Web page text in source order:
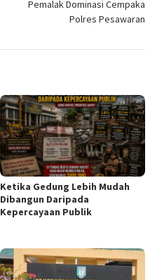
Pemalak Dominasi Cempaka
Polres Pesawaran
Ketika Gedung Lebih Mudah
Dibangun Daripada
Kepercayaan Publik